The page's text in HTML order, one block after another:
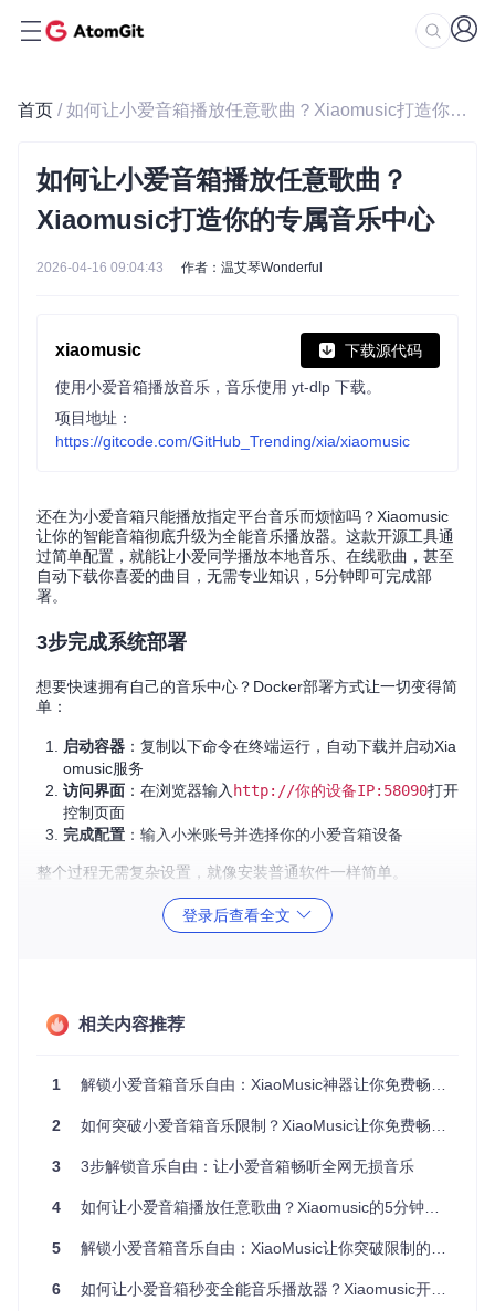
首页 / 如何让小爱音箱播放任意歌曲？Xiaomusic打造你的专属音乐中心
如何让小爱音箱播放任意歌曲？
Xiaomusic打造你的专属音乐中心
2026-04-16 09:04:43 作者：温艾琴Wonderful
xiaomusic 下载源代码
使用小爱音箱播放音乐，音乐使用 yt-dlp 下载。
项目地址：
https://gitcode.com/GitHub_Trending/xia/xiaomusic
还在为小爱音箱只能播放指定平台音乐而烦恼吗？Xiaomusic
让你的智能音箱彻底升级为全能音乐播放器。这款开源工具通
过简单配置，就能让小爱同学播放本地音乐、在线歌曲，甚至
自动下载你喜爱的曲目，无需专业知识，5分钟即可完成部
署。
3步完成系统部署
想要快速拥有自己的音乐中心？Docker部署方式让一切变得简
单：
启动容器 ：复制以下命令在终端运行，自动下载并启动Xia
omusic服务
访问界面 ：在浏览器输入 http://你的设备IP:58090打开
控制页面
完成配置 ：输入小米账号并选择你的小爱音箱设备
整个过程无需复杂设置，就像安装普通软件一样简单。
解锁语音控制新姿势
伴你入眠。
"收藏当前歌曲"：将喜欢的音乐加入收藏夹
"音量调大/调小"：轻松控制播放声音
Xiaomusic提供简洁易用的网页控制界面，所有功能一目了
然：
登录后查看全文
相关内容推荐
1 解锁小爱音箱音乐自由：XiaoMusic神器让你免费畅听全网音乐
2 如何突破小爱音箱音乐限制？XiaoMusic让你免费畅听全网音乐
3 3步解锁音乐自由：让小爱音箱畅听全网无损音乐
4 如何让小爱音箱播放任意歌曲？Xiaomusic的5分钟突破方案
5 解锁小爱音箱音乐自由：XiaoMusic让你突破限制的5个实用技巧
6 如何让小爱音箱秒变全能音乐播放器？Xiaomusic开源方案全解析